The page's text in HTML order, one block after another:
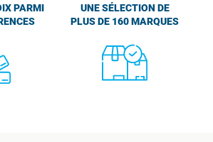
PARMI
UNE SÉLECTION DE
PLUS DE 160 MARQUES